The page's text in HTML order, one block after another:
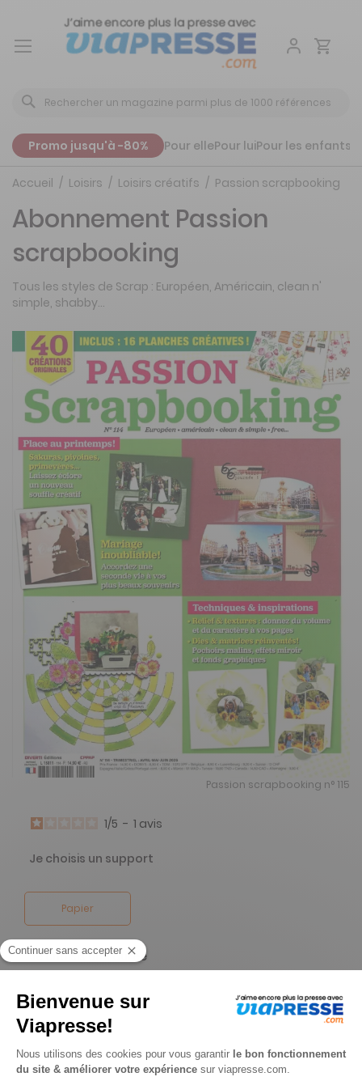
Aller
Promo jusqu'à -80% Pour ellePour luiPour les enfants
Accueil Loisirs Loisirs créatifs Passion scrapbooking
Passion scrapbooking n° 115
Abonnement Passion
scrapbooking
Tous les styles de Scrap : Européen, Américain, clean n'
simple, shabby…
1/5 - 1 avis
Je choisis un support
Papier
Je choisis une durée
-15%
Abonnement 1 an
4 n° • Papier + 2 lots tampon
31€37 Tarif Kiosque : 36€90